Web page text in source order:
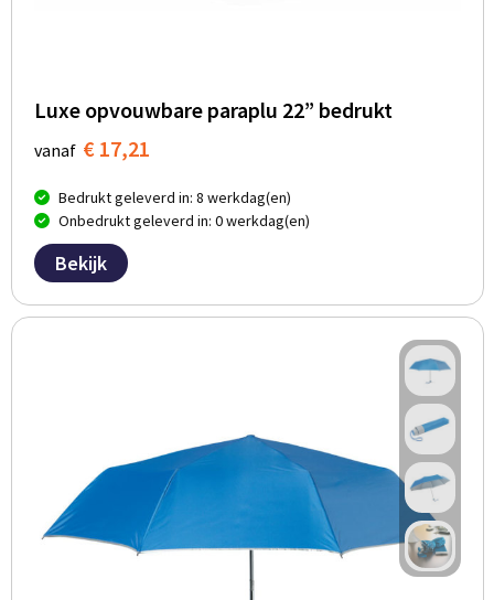
Luxe opvouwbare paraplu 22” bedrukt
vanaf € 17,21
Bedrukt geleverd in: 8 werkdag(en)
Onbedrukt geleverd in: 0 werkdag(en)
Bekijk